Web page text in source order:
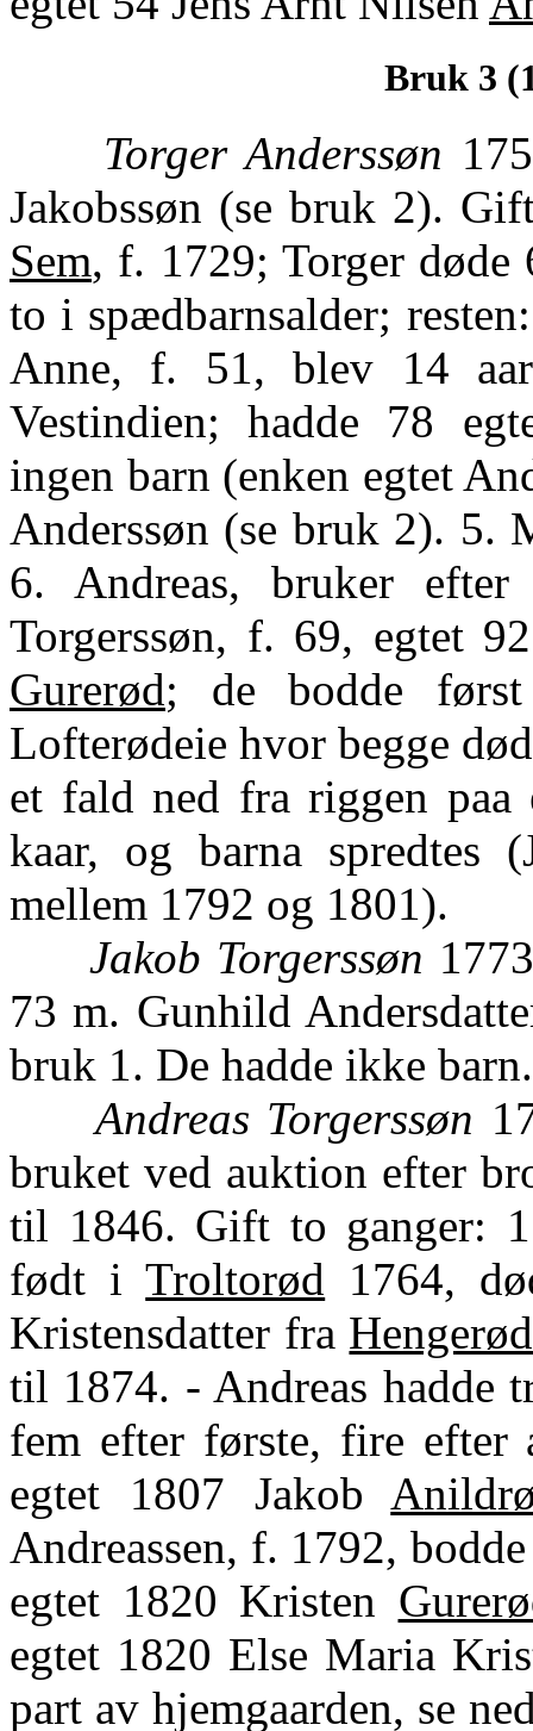
Bruk 3
Torger Anderssøn
Jakobssøn (se bruk 2).
Sem, f. 1729; Torger døde
to i spædbarnsalder;
Anne, f. 51, blev 14
Vestindien; hadde 78
ingen barn (enken egtet
Anderssøn (se bruk 2). 5.
6. Andreas, bruker
Torgerssøn, f. 69, egtet
Gurerød; de bodde
Lofterødeie hvor begge
et fald ned fra riggen paa
kaar, og barna spredtes
mellem 1792 og 1801).
Jakob Torgerssøn
73 m. Gunhild
bruk 1. De hadde ikke
Andreas Torgerssøn
bruket ved auktion efter
til 1846. Gift to ganger:
født iTroltorød 1764,
Kristensdatter fra Hengerød
til 1874. - Andreas hadde
fem efter første, fire efter
egtet 1807 Jakob
Andreassen, f. 1792,
egtet 1820 Kristen
egtet 1820 Else Maria
part av hjemgaarden, se